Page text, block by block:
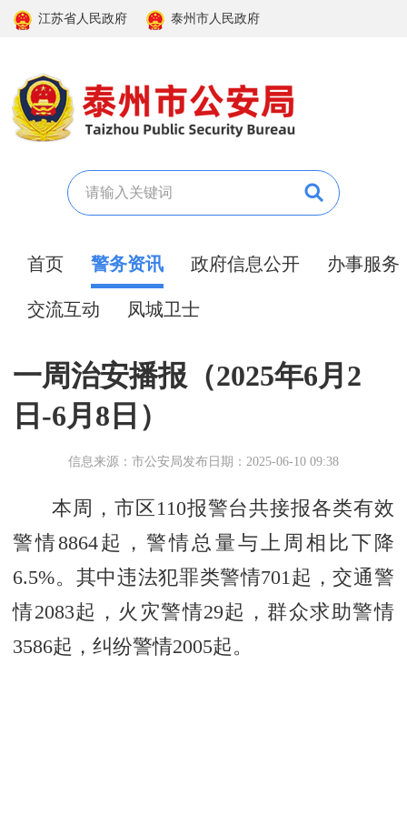
江苏省人民政府 泰州市人民政府
首页 警务资讯 政府信息公开 办事服务
交流互动 凤城卫士
一周治安播报（2025年6月2
日-6月8日）
信息来源：市公安局发布日期：2025-06-10 09:38
本周，市区110报警台共接报各类有效
警情8864起，警情总量与上周相比下降
6.5%。其中违法犯罪类警情701起，交通警
情2083起，火灾警情29起，群众求助警情
3586起，纠纷警情2005起。